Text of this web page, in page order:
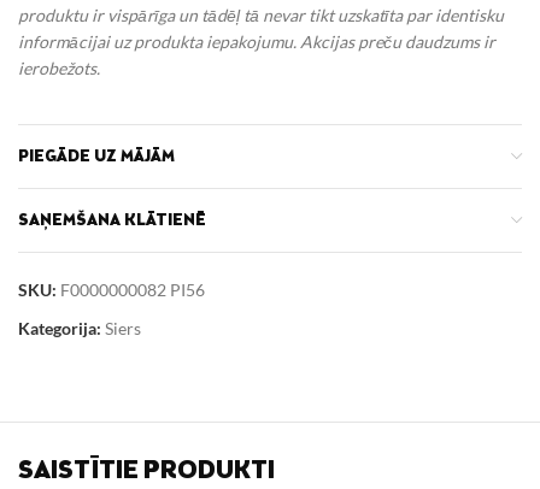
produktu ir vispārīga un tādēļ tā nevar tikt uzskatīta par identisku
informācijai uz produkta iepakojumu. Akcijas preču daudzums ir
ierobežots.
PIEGĀDE UZ MĀJĀM
SAŅEMŠANA KLĀTIENĒ
SKU: F0000000082 PI56
Kategorija: Siers
SAISTĪTIE PRODUKTI